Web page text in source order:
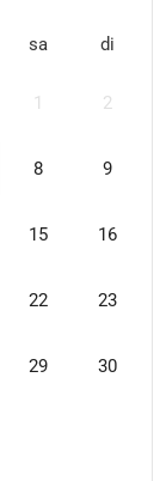
sa di
1 2
8 9
15 16
22 23
29 30